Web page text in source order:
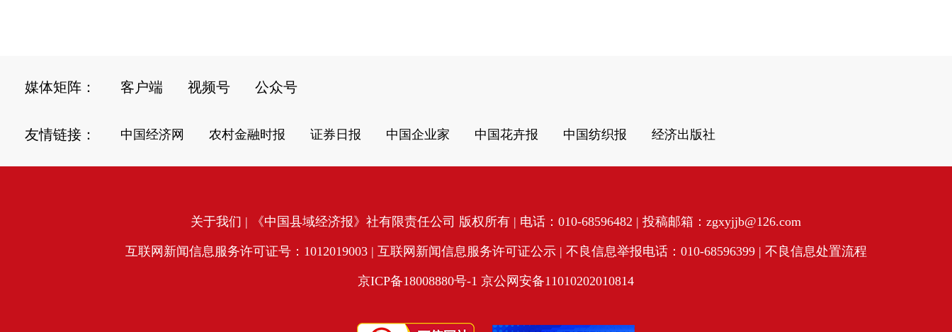
媒体矩阵： 客户端 视频号 公众号
友情链接： 中国经济网 农村金融时报 证券日报 中国企业家 中国花卉报 中国纺织报 经济出版社
关于我们 | 《中国县域经济报》社有限责任公司 版权所有 | 电话：010-68596482 | 投稿邮箱：zgxyjjb@126.com
互联网新闻信息服务许可证号：1012019003 | 互联网新闻信息服务许可证公示| 不良信息举报电话：010-68596399 | 不良信息处置流程
京ICP备18008880号-1 京公网安备11010202010814